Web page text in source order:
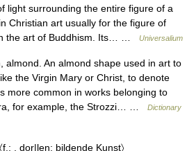
light surrounding the entire figure of a
Christian art usually for the figure of
the art of Buddhism. Its… …
Universalium
An almond shape used in art to
the Virgin Mary or Christ, to denote
more common in works belonging to
for example, the Strozzi… …
Dictionary
, dọr|len; bildende Kunst〉